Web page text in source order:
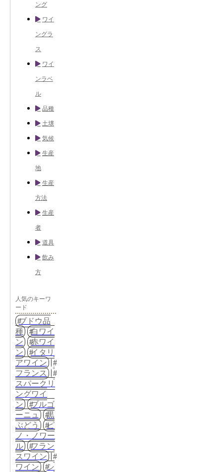
ング
ワイ
ングラ
ス
ワイ
ンラベ
ル
品種
土壌
気候
生産
地
生産
方法
生産
者
道具
飲み
方
人気のキーワ
ード
ブドウ品
種
白ワイ
ン
赤ワイ
ン
イタリ
アワイン
フランス
スパークリ
ングワイ
ン
ブルゴ
ーニュ
黒
ぶどう
ピ
ノ・ノワー
ル
フラン
スワイン
ワイン
シ